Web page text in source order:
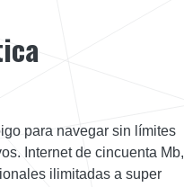
para navegar sin límites
Internet de cincuenta Mb,
ilimitadas a super